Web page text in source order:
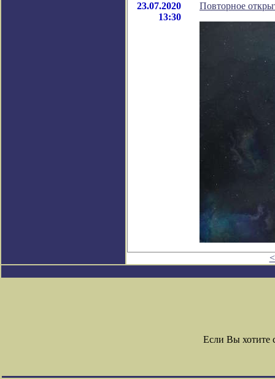
23.07.2020
13:30
Повторное
Если Вы хотите